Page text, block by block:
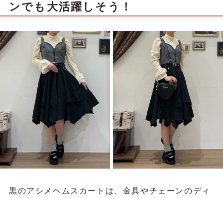
ンでも大活躍しそう！
黒のアシメヘムスカートは、金具やチェーンのディ